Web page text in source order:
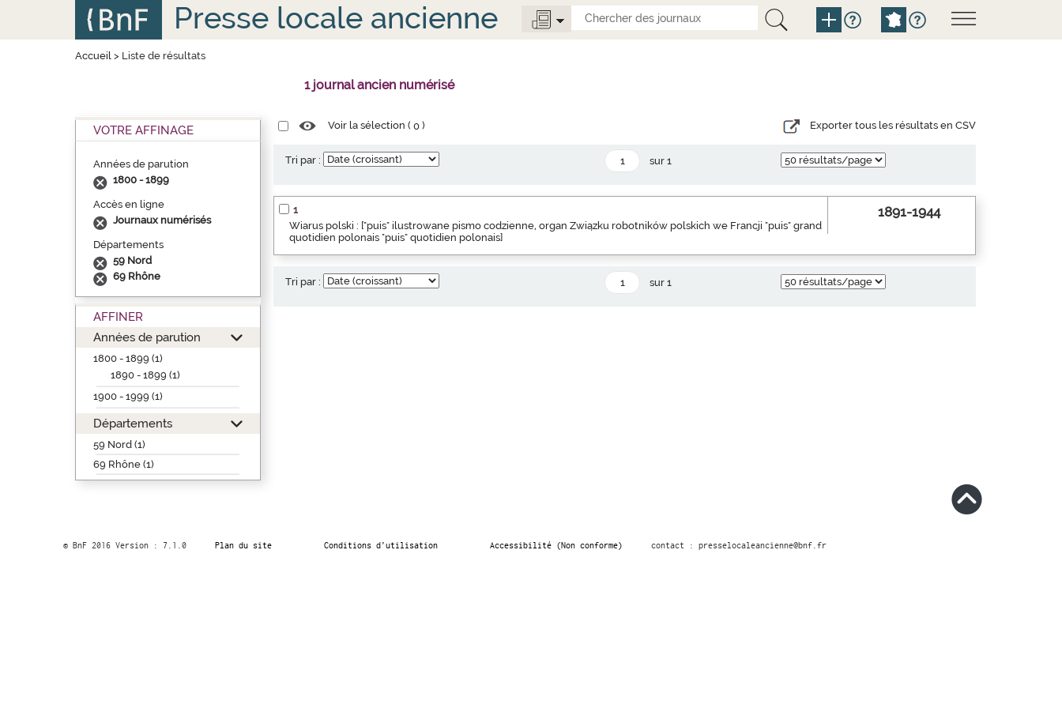
Presse locale ancienne
Accueil> Liste de résultats
1 journal ancien numérisé
VOTRE AFFINAGE
Années de parution
1800 - 1899
Accès en ligne
Journaux numérisés
Départements
59 Nord
69 Rhône
AFFINER
Années de parution
1800 - 1899 (1)
1890 - 1899 (1)
1900 - 1999 (1)
Départements
59 Nord (1)
69 Rhône (1)
Voir la sélection (0 ) Exporter tous les résultats en CSV
Tri par : sur 1
1
Wiarus polski : ["puis" ilustrowane pismo codzienne, organ Związku robotników polskich we Francji "puis" grand
quotidien polonais "puis" quotidien polonais]
1891-1944
Tri par : sur 1
© BnF 2016 Version : 7.1.0 Plan du site Conditions d’utilisation Accessibilité (Non conforme) contact : presselocaleancienne@bnf.fr
Panneau de gestion des cookies